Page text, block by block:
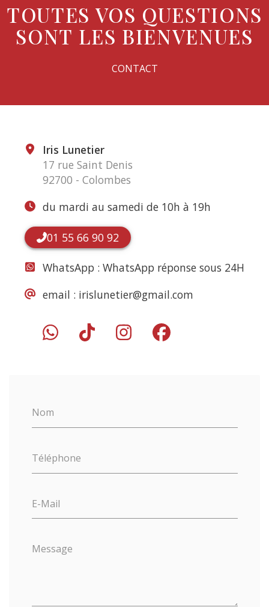
TOUTES VOS QUESTIONS
SONT LES BIENVENUES
CONTACT
Nom
Téléphone
E-Mail
Message
Iris Lunetier
17 rue Saint Denis
92700 - Colombes
du mardi au samedi de 10h à 19h
01 55 66 90 92
WhatsApp : WhatsApp réponse sous 24H
email : irislunetier@gmail.com